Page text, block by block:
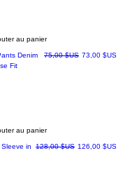
au panier
Denim
Fit
Prix original
75,00 $US Prix
73,00 $US
au panier
in
Prix original
128,00 $US Prix promotionnel
126,00 $US